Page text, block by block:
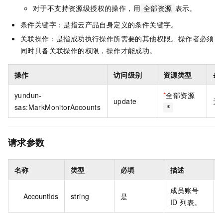
对于不支持资源级授权的操作，用 全部资源 表示。
条件关键字：是指云产品自身定义的条件关键字。
关联操作：是指成功执行操作所需要的其他权限。操作者必须
同时具备关联操作的权限，操作才能成功。
操作 访问级别 资源类型 条
yundun-
sas:MarkMonitorAccounts
update
*全部资源
*
无
请求参数
名称 类型 必填 描述
AccountIds string 是
成员账号
ID 列表。